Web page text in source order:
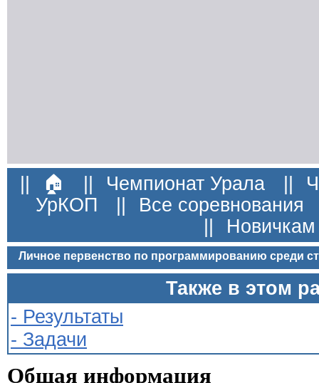
|| 🏠 || Чемпионат Урала ||
УрКОП
|| Все соревнования
||
Новичкам
Личное первенство по программированию среди
Также в этом
- Результаты
- Задачи
Общая информация